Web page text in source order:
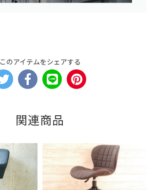
このアイテムをシェアする
関連商品